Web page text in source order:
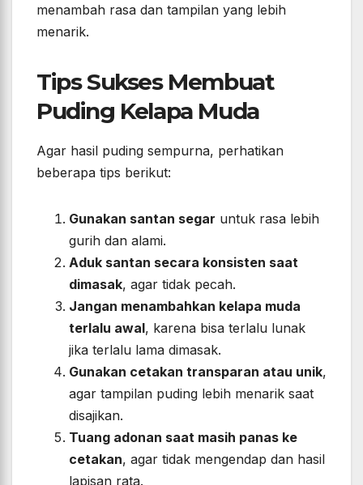
menambah rasa dan tampilan yang lebih
menarik.
Tips Sukses Membuat
Puding Kelapa Muda
Agar hasil puding sempurna, perhatikan
beberapa tips berikut:
Gunakan santan segar untuk rasa lebih
gurih dan alami.
Aduk santan secara konsisten saat
dimasak, agar tidak pecah.
Jangan menambahkan kelapa muda
terlalu awal, karena bisa terlalu lunak
jika terlalu lama dimasak.
Gunakan cetakan transparan atau unik,
agar tampilan puding lebih menarik saat
disajikan.
Tuang adonan saat masih panas ke
cetakan, agar tidak mengendap dan hasil
lapisan rata.